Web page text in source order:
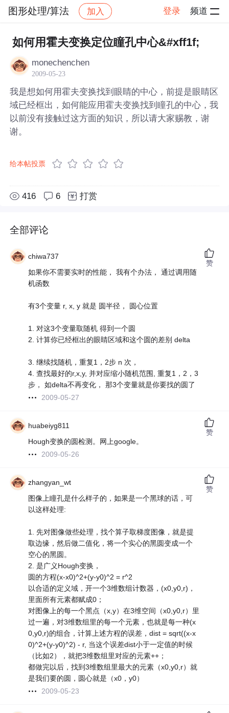
图形处理/算法 加入 登录 频道
社区 图形处理/算法 帖子详情
如何用霍夫变换定位瞳孔中心&#xff1f;
monechenchen
2009-05-23
我是想如何用霍夫变换找到眼睛的中心，前提是眼睛区
域已经框出，如何能应用霍夫变换找到瞳孔的中心，我
以前没有接触过这方面的知识，所以请大家赐教，谢
谢。
给本帖投票
416 6 打赏
全部评论
chiwa737
如果你不需要实时的性能， 我有个办法， 通过调用随
机函数
有3个变量 r, x, y 就是 圆半径， 圆心位置
1. 对这3个变量取随机 得到一个圆
2. 计算你已经框出的眼睛区域和这个圆的差别 delta
3. 继续找随机，重复1，2步 n 次，
4. 查找最好的r,x,y, 并对应缩小随机范围, 重复1，2，3
步， 如delta不再变化， 那3个变量就是你要找的圆了
2009-05-27
赞
huabeiyg811
Hough变换的圆检测。网上google。
2009-05-26
赞
zhangyan_wt
图像上瞳孔是什么样子的，如果是一个黑球的话，可
以这样处理:
1. 先对图像做些处理，找个算子取梯度图像，就是提
取边缘，然后做二值化，将一个实心的黑圆变成一个
空心的黑圆。
2. 是广义Hough变换，
圆的方程(x-x0)^2+(y-y0)^2 = r^2
以合适的定义域，开一个3维数组计数器，(x0,y0,r)，
里面所有元素都赋成0；
对图像上的每一个黑点（x,y）在3维空间（x0,y0,r）里
过一遍，对3维数组里的每一个元素，也就是每一种(x
0,y0,r)的组合，计算上述方程的误差，dist = sqrt((x-x
0)^2+(y-y0)^2) - r, 当这个误差dist小于一定值的时候
（比如2），就把3维数组里对应的元素++；
都做完以后，找到3维数组里最大的元素（x0,y0,r）就
是我们要的圆，圆心就是（x0，y0）
2009-05-23
赞